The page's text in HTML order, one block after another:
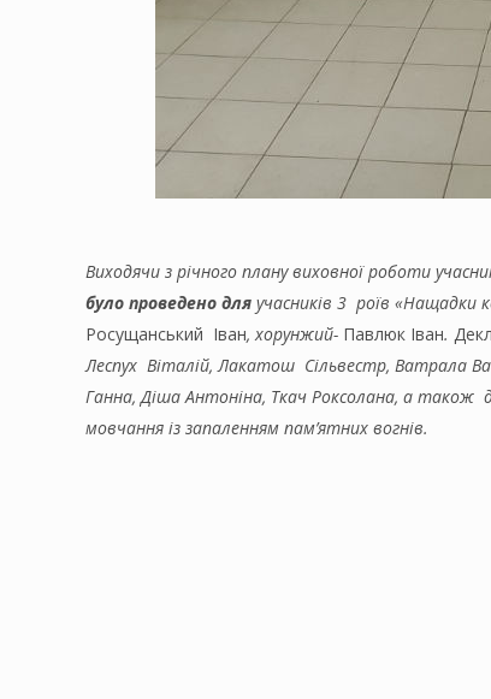
Виходячи з річного плану виховної роботи
було проведено для учасників 3 роїв «Нащадки
Росущанський Іван, хорунжий- Павлюк Іван.
Леспух Віталій, Лакатош Сільвестр, Ватрала
Ганна, Діша Антоніна, Ткач Роксолана, а також
мовчання із запаленням пам’ятних вогнів.